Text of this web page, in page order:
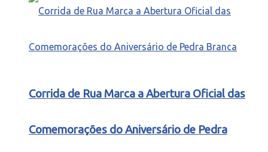
Corrida de Rua Marca a Abertura Oficial das
Comemorações do Aniversário de Pedra